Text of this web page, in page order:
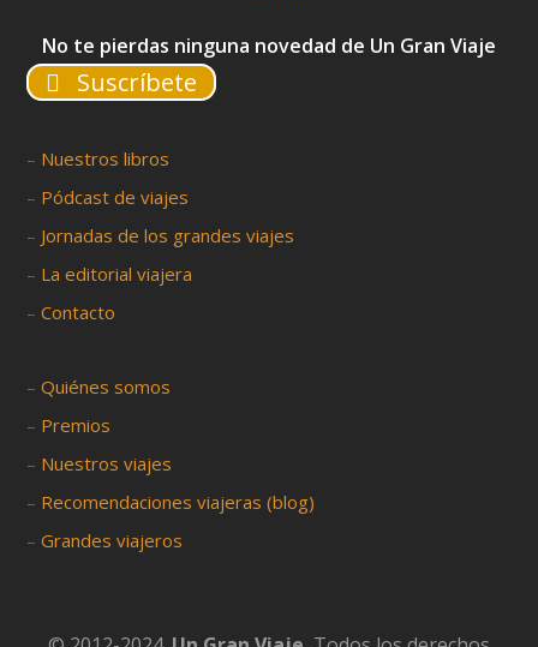
No te pierdas ninguna novedad de Un Gran Viaje
Suscríbete
– Nuestros libros
– Pódcast de viajes
– Jornadas de los grandes viajes
– La editorial viajera
–Contacto
–Quiénes somos
– Premios
– Nuestros viajes
– Recomendaciones viajeras (blog)
–Grandes viajeros